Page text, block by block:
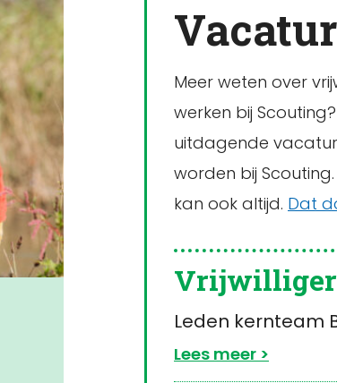
Meer weten over
werken bij
uitdagende
worden bij
kan ook altijd. Dat
Vrijwilliger
Leden kernteam
Lees meer